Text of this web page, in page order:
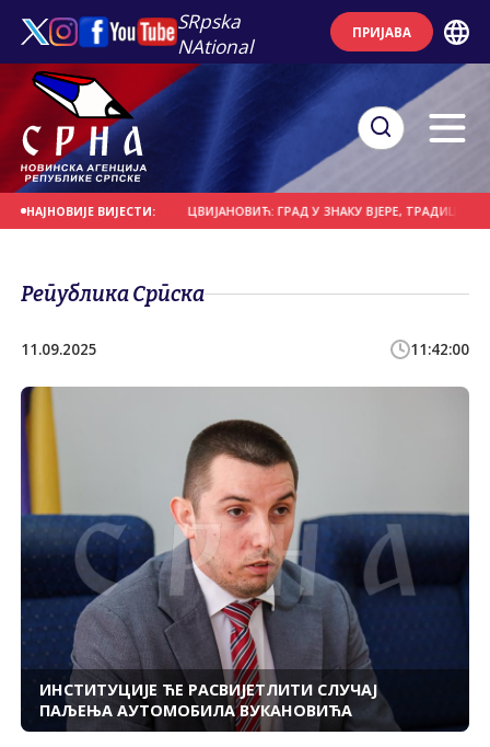
SRpska
NAtional
ПРИЈАВА
НАЈНОВИЈЕ ВИЈЕСТИ:
ГРАДА ЦВИЈАНОВИЋ: ГРАД У ЗНАКУ ВЈЕРЕ, ТРАДИЦИЈЕ И
Република Српска
11.09.2025 11:42:00
ИНСTИTУЦИЈЕ ЋЕ РАСВИЈЕTЛИТИ СЛУЧАЈ
ПАЉЕЊА АУTОМОБИЛА ВУКАНОВИЋА